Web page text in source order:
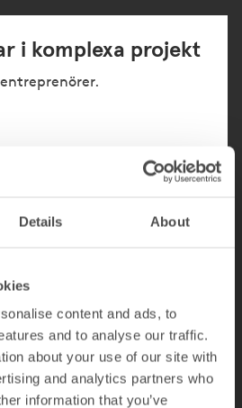
Details About
content and ads, to
and to analyse our traffic.
about your use of our site with
and analytics partners who
information that you’ve
i komplexa projekt
kunder